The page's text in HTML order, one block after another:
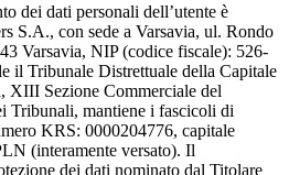
dei dati personali dell’utente è
S.A., con sede a Varsavia, ul. Rondo
Varsavia, NIP (codice fiscale): 526-
il Tribunale Distrettuale della Capitale
XIII Sezione Commerciale del
Tribunali, mantiene i fascicoli di
KRS: 0000204776, capitale
(interamente versato). Il
dei dati nominato dal Titolare